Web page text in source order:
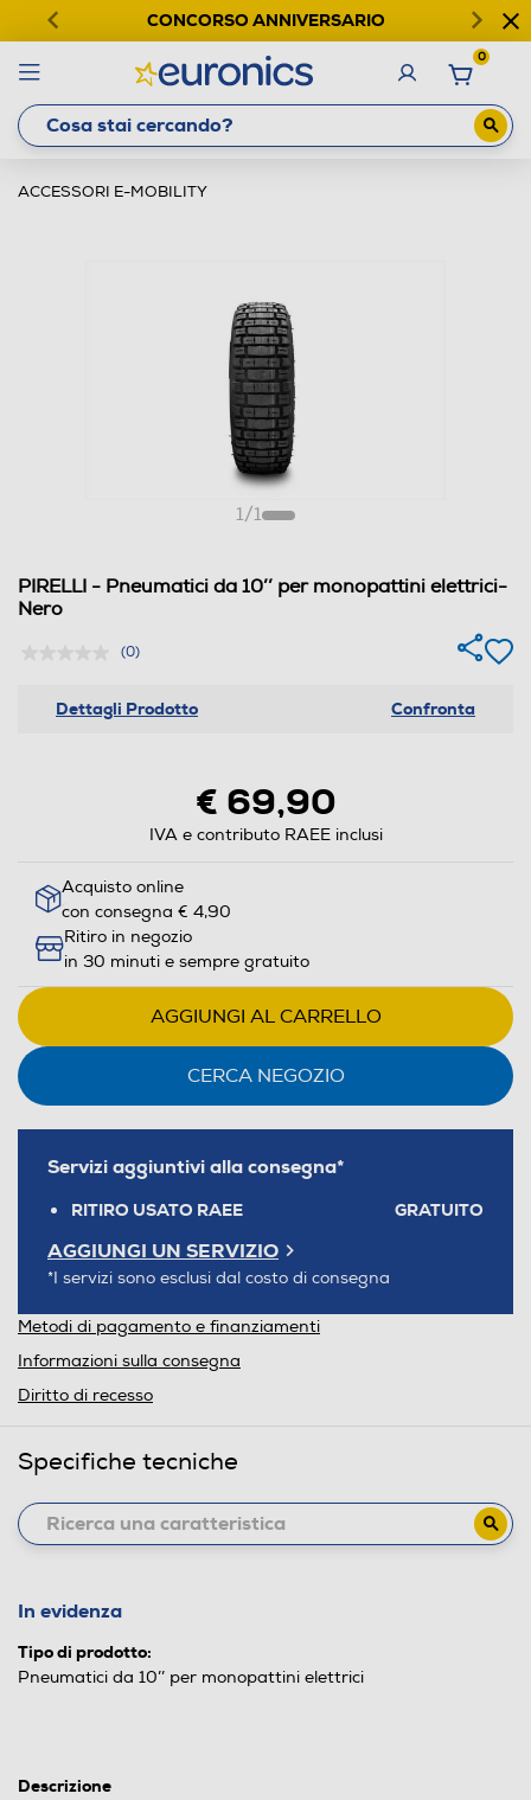
CONCORSO ANNIVERSARIO
0
ACCESSORI E-MOBILITY
1/1
PIRELLI - Pneumatici da 10’’ per monopattini elettrici-
Nero
(0)
Dettagli Prodotto Confronta
€ 69,90
IVA e contributo RAEE inclusi
Acquisto online
con consegna € 4,90
Ritiro in negozio
in 30 minuti e sempre gratuito
AGGIUNGI AL CARRELLO
CERCA NEGOZIO
Servizi aggiuntivi alla consegna*
RITIRO USATO RAEE GRATUITO
AGGIUNGI UN SERVIZIO
*I servizi sono esclusi dal costo di consegna
Metodi di pagamento e finanziamenti
Informazioni sulla consegna
Diritto di recesso
Specifiche tecniche
In evidenza
Tipo di prodotto:
Pneumatici da 10’’ per monopattini elettrici
Descrizione